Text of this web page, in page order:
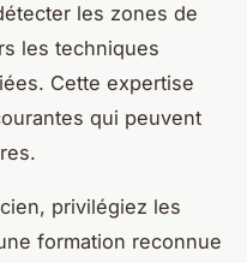
les zones de
les techniques
Cette expertise
qui peuvent
privilégiez les
formation reconnue